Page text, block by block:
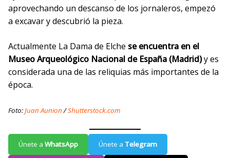
aprovechando un descanso de los jornaleros, empezó
a excavar y descubrió la pieza.
Actualmente La Dama de Elche se encuentra en el
Museo Arqueológico Nacional de España (Madrid)y es
considerada una de las reliquias más importantes de la
época.
Foto:Juan Aunion/Shutterstock.com
Únete a WhatsApp Únete a Telegram